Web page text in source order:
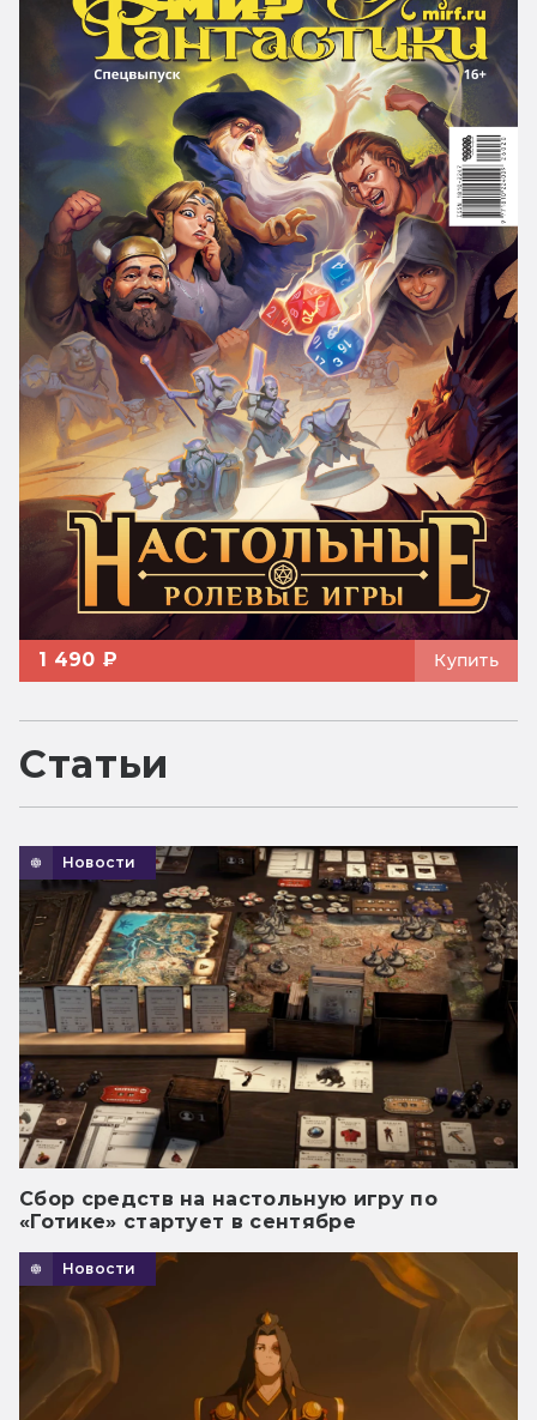
1 490 ₽ Купить
Статьи
Новости
Сбор средств на настольную игру по
«Готике» стартует в сентябре
Новости